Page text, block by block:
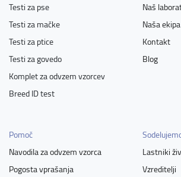
Testi za pse
Testi za mačke
Testi za ptice
Testi za govedo
Komplet za odvzem vzorcev
Breed ID test
Naš
Naša ekipa
Kontakt
Blog
Pomoč
Navodila za odvzem vzorca
Pogosta vprašanja
Lastniki
Vzreditelji